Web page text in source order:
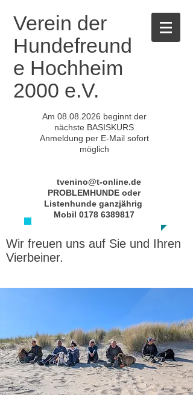
Verein der
Hundefreund
e Hochheim
2000 e.V.
Am 08.08.2026 beginnt der
nächste BASISKURS
Anmeldung per E-Mail sofort
möglich
tvenino@t-online.de
PROBLEMHUNDE oder
Listenhunde ganzjährig
Mobil 0178 6389817
Wir freuen uns auf Sie und Ihren
Vierbeiner.